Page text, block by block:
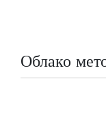
Облако